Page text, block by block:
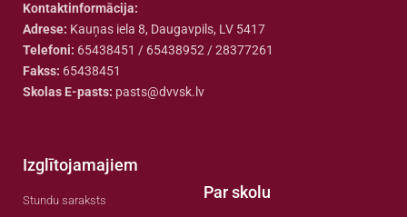
Kontaktinformācija:
Adrese: Kauņas iela 8, Daugavpils, LV 5417
Telefoni: 65438451 / 65438952 / 28377261
Fakss: 65438451
Skolas E-pasts: pasts@dvvsk.lv
Izglītojamajiem
Stundu saraksts Par skolu